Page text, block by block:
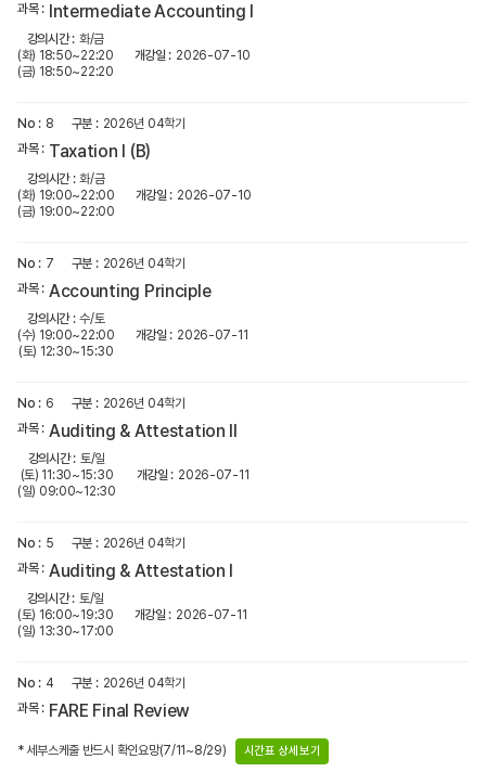
Intermediate Accounting l
화/금
(화) 18:50~22:20
(금) 18:50~22:20
2026-07-10
8 2026년 04학기
Taxation I (B)
화/금
(화) 19:00~22:00
(금) 19:00~22:00
2026-07-10
7 2026년 04학기
Accounting Principle
수/토
(수) 19:00~22:00
(토) 12:30~15:30
2026-07-11
6 2026년 04학기
Auditing & Attestation ll
토/일
(토) 11:30~15:30
(일) 09:00~12:30
2026-07-11
5 2026년 04학기
Auditing & Attestation l
토/일
(토) 16:00~19:30
(일) 13:30~17:00
2026-07-11
4 2026년 04학기
FARE Final Review
* 세부스케줄 반드시 확인요망(7/11~8/29) 시간표 상세보기